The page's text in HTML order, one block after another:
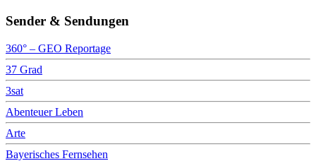
Sender & Sendungen
360° – GEO Reportage
37 Grad
3sat
Abenteuer Leben
Arte
Bayerisches Fernsehen